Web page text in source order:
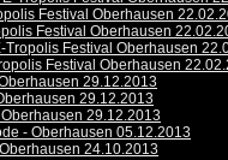
Festival Oberhausen
Festival Oberhausen
Tropolis Festival Oberhausen
Festival Oberhausen
29.12.2013
29.12.2013
29.12.2013
- Oberhausen 05.12.2013
24.10.2013